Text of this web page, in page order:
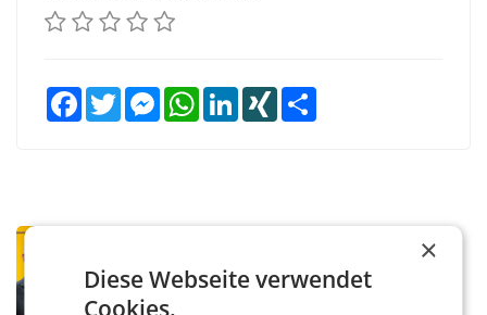
FacebookTwitter MessengerWhatsAppLinkedInXING
Österreichische Post: Umsatzplus im
ersten Halbjahr trotz schwachem
Briefgeschäft
×
Diese Webseite verwendet
Cookies.